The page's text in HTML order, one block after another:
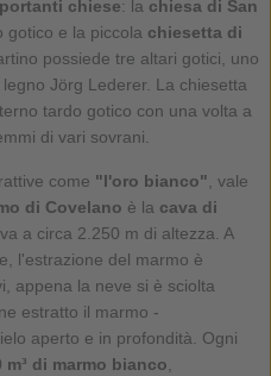
chiese: la chiesa di San
gotico e la piccola chiesetta di
possiede tre altari gotici, uno
Jörg Lederer. La chiesetta
tardo gotico con una volta a
di vari sovrani.
come "l'oro bianco" , vale
di Covelano è la cava di
a circa 2.250 m di altezza. A
l'estrazione del marmo è
appena la neve si è sciolta
estratto il marmo -
aperto e in profondità. Ogni
m³ di marmo bianco